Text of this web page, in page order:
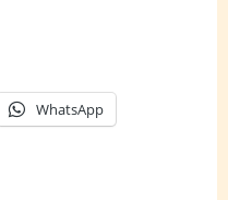
WhatsApp